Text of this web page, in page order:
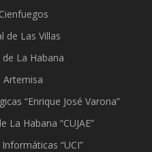
de Las Villas
La Habana
Artemisa
“Enrique José Varona”
La Habana “CUJAE”
“UCI”